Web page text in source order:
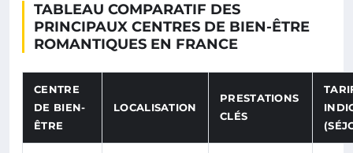
TABLEAU COMPARATIF DES
PRINCIPAUX CENTRES DE BIEN-ÊTRE
ROMANTIQUES EN FRANCE
CENTRE
DE BIEN-
ÊTRE
LOCALISATION
PRESTATIONS
CLÉS